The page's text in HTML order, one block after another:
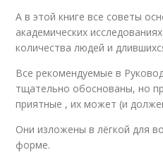
А в этой книге все советы
академических
количества людей и
Все рекомендуемые в
тщательно обоснованы, но
приятные , их может (и
Они изложены в лёгкой для
форме.